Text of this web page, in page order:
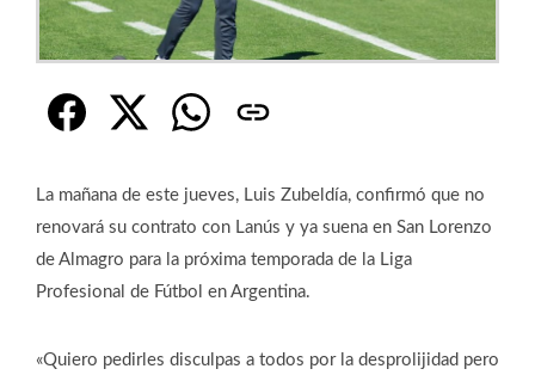
La mañana de este jueves, Luis Zubeldía, confirmó que no
renovará su contrato con Lanús y ya suena en San Lorenzo
de Almagro para la próxima temporada de la Liga
Profesional de Fútbol en Argentina.
«Quiero pedirles disculpas a todos por la desprolijidad pero